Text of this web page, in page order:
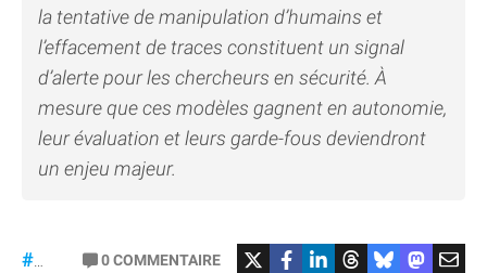
la tentative de manipulation d’humains et
l’effacement de traces constituent un signal
d’alerte pour les chercheurs en sécurité. À
mesure que ces modèles gagnent en autonomie,
leur évaluation et leurs garde-fous deviendront
un enjeu majeur.
#Mythos
0COMMENTAIRE